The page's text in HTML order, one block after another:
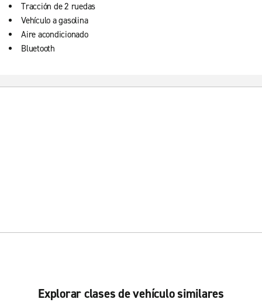
Tracción de 2 ruedas
Vehículo a gasolina
Aire acondicionado
Bluetooth
Explorar clases de vehículo similares